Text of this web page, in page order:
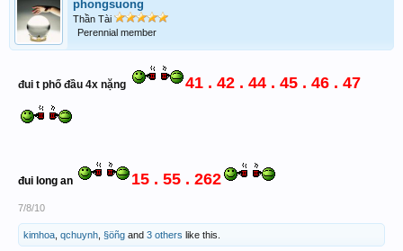
phongsuong
Thần Tài
Perennial member
đui t phố đầu 4x nặng 41 . 42 . 44 . 45 . 46 . 47
đui long an 15 . 55 . 262
7/8/10
kimhoa qchuynh §öñg and 3 others like this.